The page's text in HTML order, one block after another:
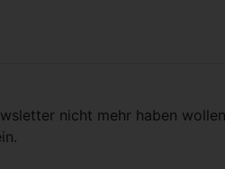
nicht mehr haben